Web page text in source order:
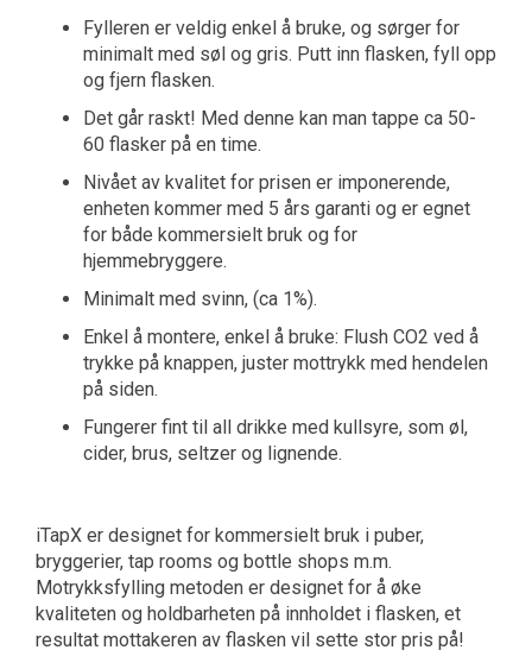
Fylleren er veldig enkel å bruke, og sørger for
minimalt med søl og gris. Putt inn flasken, fyll opp
og fjern flasken.
Det går raskt! Med denne kan man tappe ca 50-
60 flasker på en time.
Nivået av kvalitet for prisen er imponerende,
enheten kommer med 5 års garanti og er egnet
for både kommersielt bruk og for
hjemmebryggere.
Minimalt med svinn, (ca 1%).
Enkel å montere, enkel å bruke: Flush CO2 ved å
trykke på knappen, juster mottrykk med hendelen
på siden.
Fungerer fint til all drikke med kullsyre, som øl,
cider, brus, seltzer og lignende.
iTapX er designet for kommersielt bruk i puber,
bryggerier, tap rooms og bottle shops m.m.
Motrykksfylling metoden er designet for å øke
kvaliteten og holdbarheten på innholdet i flasken, et
resultat mottakeren av flasken vil sette stor pris på!